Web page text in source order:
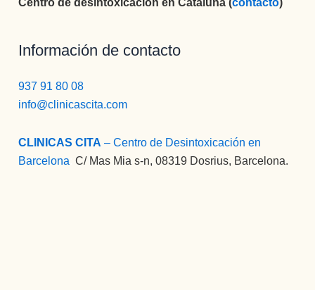
Centro de desintoxicación en Cataluña (contacto)
Información de contacto
937 91 80 08
info@clinicascita.com
CLINICAS CITA – Centro de Desintoxicación en
Barcelona :C/ Mas Mia s-n, 08319 Dosrius, Barcelona.